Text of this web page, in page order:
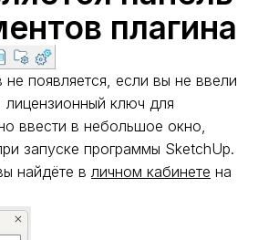
плагина
появляется, если вы не ввели
лицензионный ключ для
ввести в небольшое окно,
запуске программы SketchUp.
найдёте в личном кабинете на